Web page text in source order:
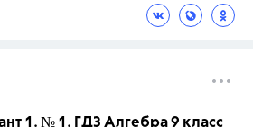
1. № 1. ГДЗ Алгебра 9 класс